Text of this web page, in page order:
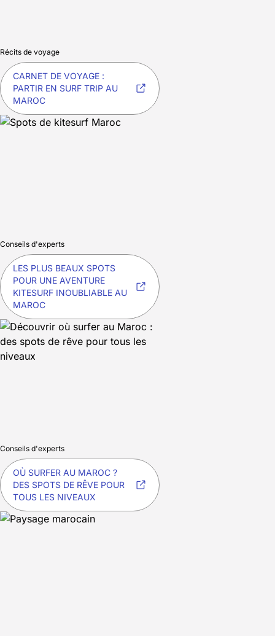
Récits de voyage
CARNET DE VOYAGE :
PARTIR EN SURF TRIP AU
MAROC
Conseils d'experts
LES PLUS BEAUX SPOTS
POUR UNE AVENTURE
KITESURF INOUBLIABLE AU
MAROC
Conseils d'experts
OÙ SURFER AU MAROC ?
DES SPOTS DE RÊVE POUR
TOUS LES NIVEAUX